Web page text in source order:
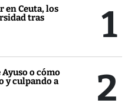
en Ceuta, los
tras
1
o cómo
y culpando a
2